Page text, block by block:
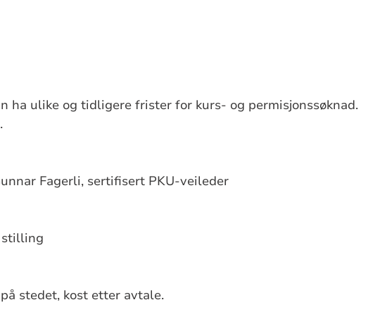
ha ulike og tidligere frister for kurs- og permisjonssøknad.
Fagerli, sertifisert PKU-veileder
stilling
stedet, kost etter avtale.